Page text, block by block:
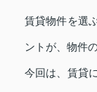
賃貸物件を選
ントが、物件
今回は、賃貸